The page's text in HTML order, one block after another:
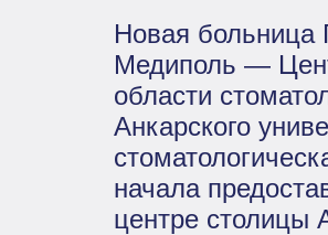
Новая больница
Медиполь —
области
Анкарского
начала
центре столицы